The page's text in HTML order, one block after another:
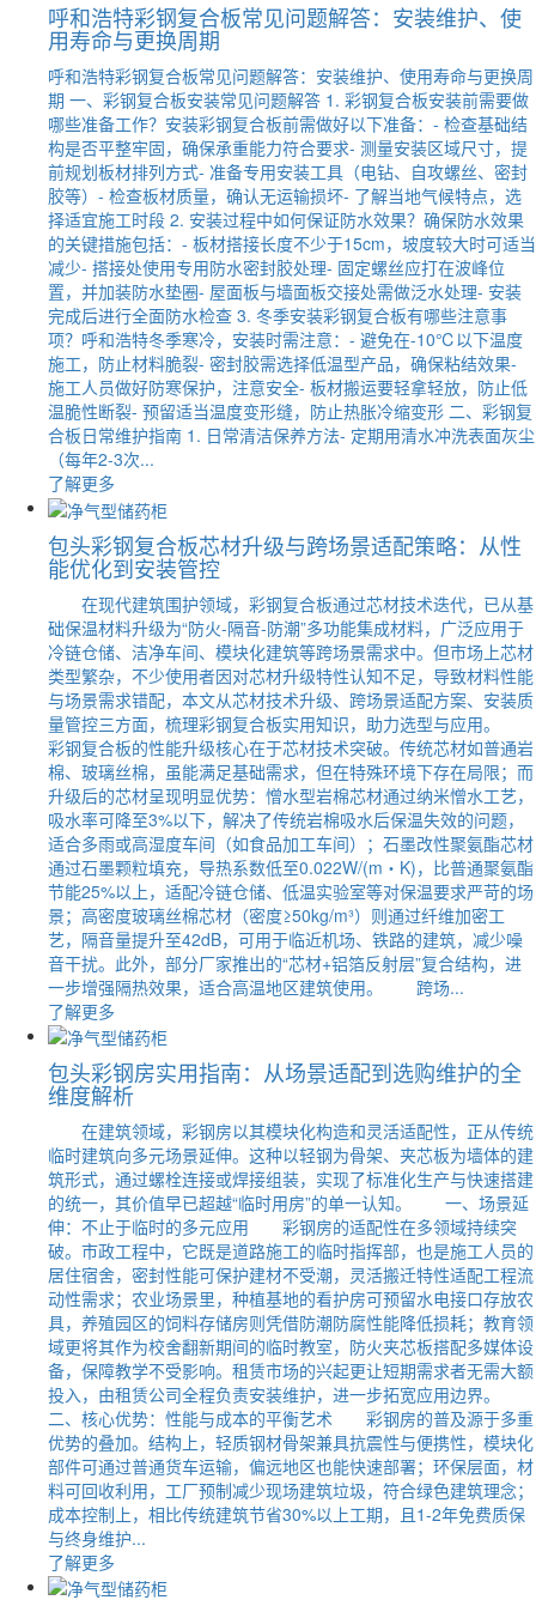
呼和浩特彩钢复合板常见问题解答：安装维护、使
用寿命与更换周期
呼和浩特彩钢复合板常见问题解答：安装维护、使用寿命与更换周
期 一、彩钢复合板安装常见问题解答 1. 彩钢复合板安装前需要做
哪些准备工作？安装彩钢复合板前需做好以下准备：- 检查基础结
构是否平整牢固，确保承重能力符合要求- 测量安装区域尺寸，提
前规划板材排列方式- 准备专用安装工具（电钻、自攻螺丝、密封
胶等）- 检查板材质量，确认无运输损坏- 了解当地气候特点，选
择适宜施工时段 2. 安装过程中如何保证防水效果？确保防水效果
的关键措施包括：- 板材搭接长度不少于15cm，坡度较大时可适当
减少- 搭接处使用专用防水密封胶处理- 固定螺丝应打在波峰位
置，并加装防水垫圈- 屋面板与墙面板交接处需做泛水处理- 安装
完成后进行全面防水检查 3. 冬季安装彩钢复合板有哪些注意事
项？呼和浩特冬季寒冷，安装时需注意：- 避免在-10℃以下温度
施工，防止材料脆裂- 密封胶需选择低温型产品，确保粘结效果-
施工人员做好防寒保护，注意安全- 板材搬运要轻拿轻放，防止低
温脆性断裂- 预留适当温度变形缝，防止热胀冷缩变形 二、彩钢复
合板日常维护指南 1. 日常清洁保养方法- 定期用清水冲洗表面灰尘
（每年2-3次...
了解更多
包头彩钢复合板芯材升级与跨场景适配策略：从性
能优化到安装管控
在现代建筑围护领域，彩钢复合板通过芯材技术迭代，已从基
础保温材料升级为“防火-隔音-防潮”多功能集成材料，广泛应用于
冷链仓储、洁净车间、模块化建筑等跨场景需求中。但市场上芯材
类型繁杂，不少使用者因对芯材升级特性认知不足，导致材料性能
与场景需求错配，本文从芯材技术升级、跨场景适配方案、安装质
量管控三方面，梳理彩钢复合板实用知识，助力选型与应用。
彩钢复合板的性能升级核心在于芯材技术突破。传统芯材如普通岩
棉、玻璃丝棉，虽能满足基础需求，但在特殊环境下存在局限；而
升级后的芯材呈现明显优势：憎水型岩棉芯材通过纳米憎水工艺，
吸水率可降至3%以下，解决了传统岩棉吸水后保温失效的问题，
适合多雨或高湿度车间（如食品加工车间）；石墨改性聚氨酯芯材
通过石墨颗粒填充，导热系数低至0.022W/(m・K)，比普通聚氨酯
节能25%以上，适配冷链仓储、低温实验室等对保温要求严苛的场
景；高密度玻璃丝棉芯材（密度≥50kg/m³）则通过纤维加密工
艺，隔音量提升至42dB，可用于临近机场、铁路的建筑，减少噪
音干扰。此外，部分厂家推出的“芯材+铝箔反射层”复合结构，进
一步增强隔热效果，适合高温地区建筑使用。 跨场...
了解更多
包头彩钢房实用指南：从场景适配到选购维护的全
维度解析
在建筑领域，彩钢房以其模块化构造和灵活适配性，正从传统
临时建筑向多元场景延伸。这种以轻钢为骨架、夹芯板为墙体的建
筑形式，通过螺栓连接或焊接组装，实现了标准化生产与快速搭建
的统一，其价值早已超越“临时用房”的单一认知。 一、场景延
伸：不止于临时的多元应用 彩钢房的适配性在多领域持续突
破。市政工程中，它既是道路施工的临时指挥部，也是施工人员的
居住宿舍，密封性能可保护建材不受潮，灵活搬迁特性适配工程流
动性需求；农业场景里，种植基地的看护房可预留水电接口存放农
具，养殖园区的饲料存储房则凭借防潮防腐性能降低损耗；教育领
域更将其作为校舍翻新期间的临时教室，防火夹芯板搭配多媒体设
备，保障教学不受影响。租赁市场的兴起更让短期需求者无需大额
投入，由租赁公司全程负责安装维护，进一步拓宽应用边界。
二、核心优势：性能与成本的平衡艺术 彩钢房的普及源于多重
优势的叠加。结构上，轻质钢材骨架兼具抗震性与便携性，模块化
部件可通过普通货车运输，偏远地区也能快速部署；环保层面，材
料可回收利用，工厂预制减少现场建筑垃圾，符合绿色建筑理念；
成本控制上，相比传统建筑节省30%以上工期，且1-2年免费质保
与终身维护...
了解更多